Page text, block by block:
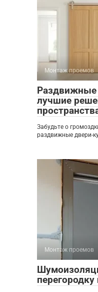
Монтаж проемов
Раздвижные
лучшие
Забудьте о
раздвижные двери-
Монтаж проемов
перегородку